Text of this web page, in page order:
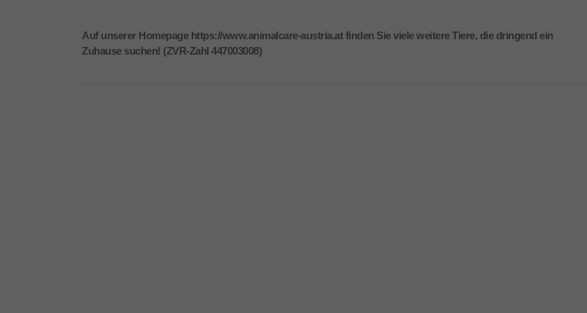
Auf unserer Homepage https://www.animalcare-austria.at finden Sie viele weitere Tiere, die dringend ein
Zuhause suchen! (ZVR-Zahl 447003008)